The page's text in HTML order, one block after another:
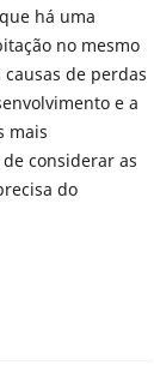
há uma
no mesmo
de perdas
e a
mais
considerar as
do